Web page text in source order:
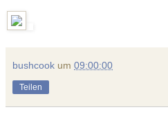
bushcook um 09:00:00
Teilen